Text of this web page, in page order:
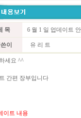
목 6 월 1 일 업데이트
이 유 리 트
세요 ^^
간편 장부입니다
이트 내용